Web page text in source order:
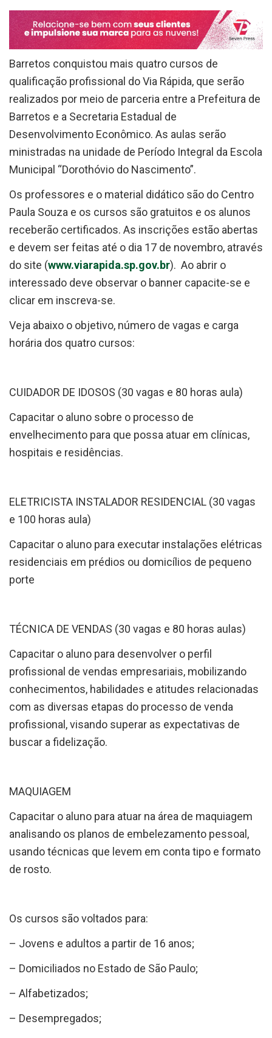
Barretos conquistou mais quatro cursos de
qualificação profissional do Via Rápida, que serão
realizados por meio de parceria entre a Prefeitura de
Barretos e a Secretaria Estadual de
Desenvolvimento Econômico. As aulas serão
ministradas na unidade de Período Integral da Escola
Municipal “Dorothóvio do Nascimento”.
Os professores e o material didático são do Centro
Paula Souza e os cursos são gratuitos e os alunos
receberão certificados. As inscrições estão abertas
e devem ser feitas até o dia 17 de novembro, através
do site (www.viarapida.sp.gov.br). Ao abrir o
interessado deve observar o banner capacite-se e
clicar em inscreva-se.
Veja abaixo o objetivo, número de vagas e carga
horária dos quatro cursos:
CUIDADOR DE IDOSOS (30 vagas e 80 horas aula)
Capacitar o aluno sobre o processo de
envelhecimento para que possa atuar em clínicas,
hospitais e residências.
ELETRICISTA INSTALADOR RESIDENCIAL (30 vagas
e 100 horas aula)
Capacitar o aluno para executar instalações elétricas
residenciais em prédios ou domicílios de pequeno
porte
TÉCNICA DE VENDAS (30 vagas e 80 horas aulas)
Capacitar o aluno para desenvolver o perfil
profissional de vendas empresariais, mobilizando
conhecimentos, habilidades e atitudes relacionadas
com as diversas etapas do processo de venda
profissional, visando superar as expectativas de
buscar a fidelização.
MAQUIAGEM
Capacitar o aluno para atuar na área de maquiagem
analisando os planos de embelezamento pessoal,
usando técnicas que levem em conta tipo e formato
de rosto.
Os cursos são voltados para:
– Jovens e adultos a partir de 16 anos;
– Domiciliados no Estado de São Paulo;
– Alfabetizados;
– Desempregados;